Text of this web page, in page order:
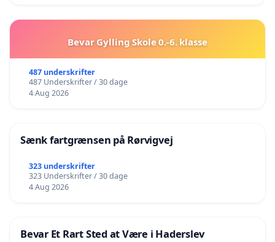
Bevar Gylling Skole 0.-6. klasse
487 underskrifter
487 Underskrifter / 30 dage
4 Aug 2026
Sænk fartgrænsen på Rørvigvej
323 underskrifter
323 Underskrifter / 30 dage
4 Aug 2026
Bevar Et Rart Sted at Være i Haderslev